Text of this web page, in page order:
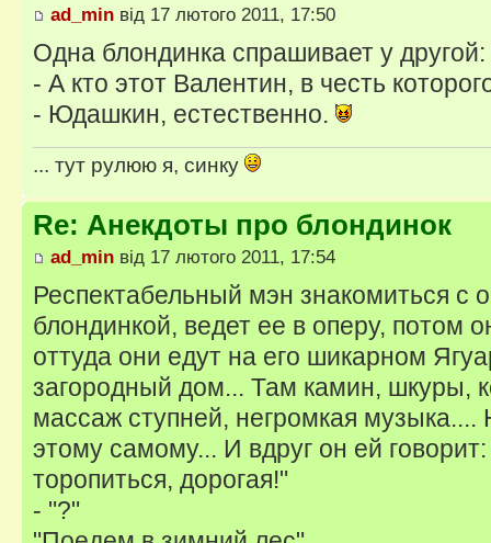
ad_min від 17 лютого 2011, 17:50
Одна блондинка спрашивает у другой:
- А кто этот Валентин, в честь
- Юдашкин, естественно.
... тут рулюю я, синку
Re: Анекдоты про блондинок
ad_min від 17 лютого 2011, 17:54
Респектабельный мэн знакомиться с
блондинкой, ведет ее в оперу, потом
оттуда они едут на его шикарном
загородный дом... Там камин, шкуры,
массаж ступней, негромкая музыка....
этому самому... И вдруг он ей
торопиться, дорогая!"
- "?"